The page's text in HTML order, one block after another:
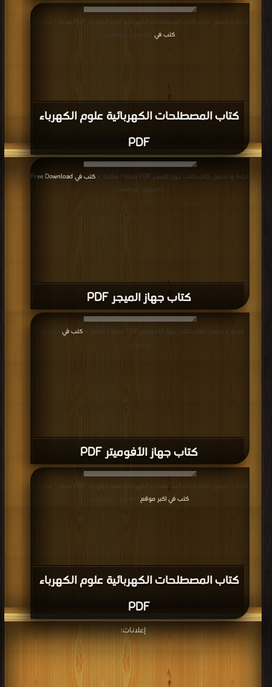
كتاب المصطلحات الكهربائية علوم الكهرباء
PDF
قراءة و تحميل كتاب كتاب المصطلحات الكهربائية علوم الكهرباء PDF مجانا | مكتبة >
كتب في
| التحميل : مرة/مرات
كتاب جهاز الميجر PDF
قراءة و تحميل كتاب كتاب جهاز الميجر PDF مجانا | مكتبة > كتب في Free Download
| التحميل : مرة/مرات
كتاب جهاز الأفوميتر PDF
قراءة و تحميل كتاب كتاب جهاز الأفوميتر PDF مجانا | مكتبة > كتب في
| التحميل :
مرة/مرات
كتاب المصطلحات الكهربائية علوم الكهرباء
PDF
قراءة و تحميل كتاب كتاب المصطلحات الكهربائية علوم الكهرباء PDF مجانا | مكتبة >
كتب في اكبر موقع | التحميل : مرة/مرات
إعلانات: